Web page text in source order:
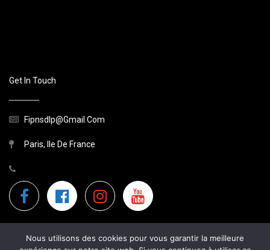
Get In Touch
Fipnsdlp@gmail.com
Paris, Ile De France
Nous utilisons des cookies pour vous garantir la meilleure